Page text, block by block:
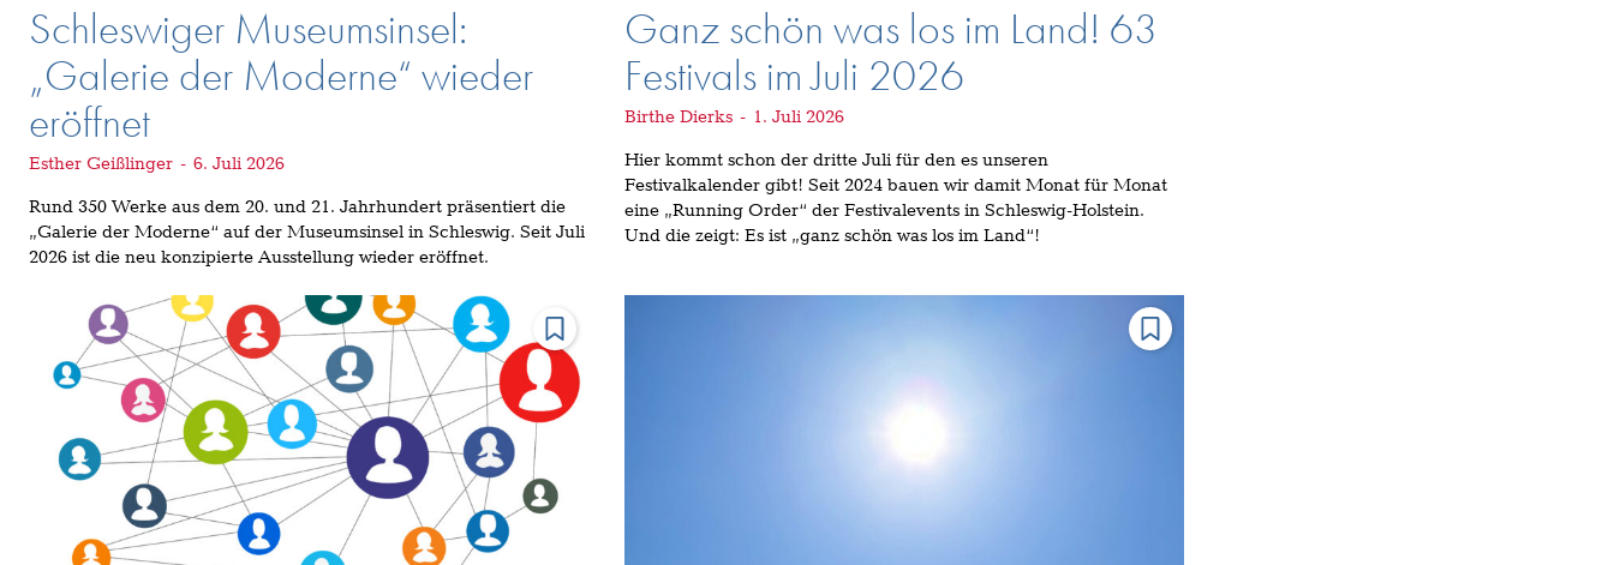
Schleswiger Museumsinsel:
„Galerie der Moderne“ wieder
eröffnet
Esther Geißlinger - 6. Juli 2026
Rund 350 Werke aus dem 20. und 21. Jahrhundert präsentiert die
„Galerie der Moderne“ auf der Museumsinsel in Schleswig. Seit Juli
2026 ist die neu konzipierte Ausstellung wieder eröffnet.
Ganz schön was los im Land! 63
Festivals im Juli 2026
Birthe Dierks - 1. Juli 2026
Hier kommt schon der dritte Juli für den es unseren
Festivalkalender gibt! Seit 2024 bauen wir damit Monat für Monat
eine „Running Order“ der Festivalevents in Schleswig-Holstein.
Und die zeigt: Es ist „ganz schön was los im Land“!